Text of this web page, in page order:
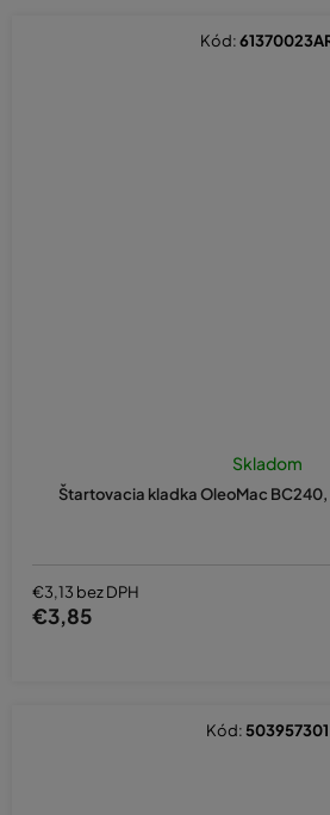
Štartovacia kladka OleoMac BC240,
Skladom
€3,13 bez DPH
€3,85
Kód:
Kód: 503957301